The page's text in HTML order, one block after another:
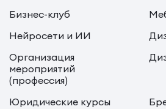
Бизнес-клуб
Нейросети и ИИ
Организация
мероприятий
(профессия)
Юридические курсы